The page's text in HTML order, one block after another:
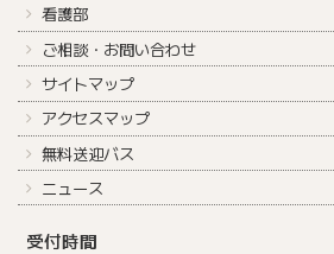
看護部
ご相談・お問い合わせ
サイトマップ
アクセスマップ
無料送迎バス
ニュース
受付時間